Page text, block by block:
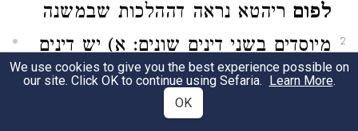
2
לפום ריהטא נראה דההלכות שבמשנה
מיוסדים בשני דינים שונים: א) יש דינים
שחלין מדין הצלה דכתיב "ושפטו העדה
והצילו העדה", וכגון ההלכה שבד"נ
We use cookies to give you the best experience possible on
our site. Click OK to continue using Sefaria. Learn More.
OK